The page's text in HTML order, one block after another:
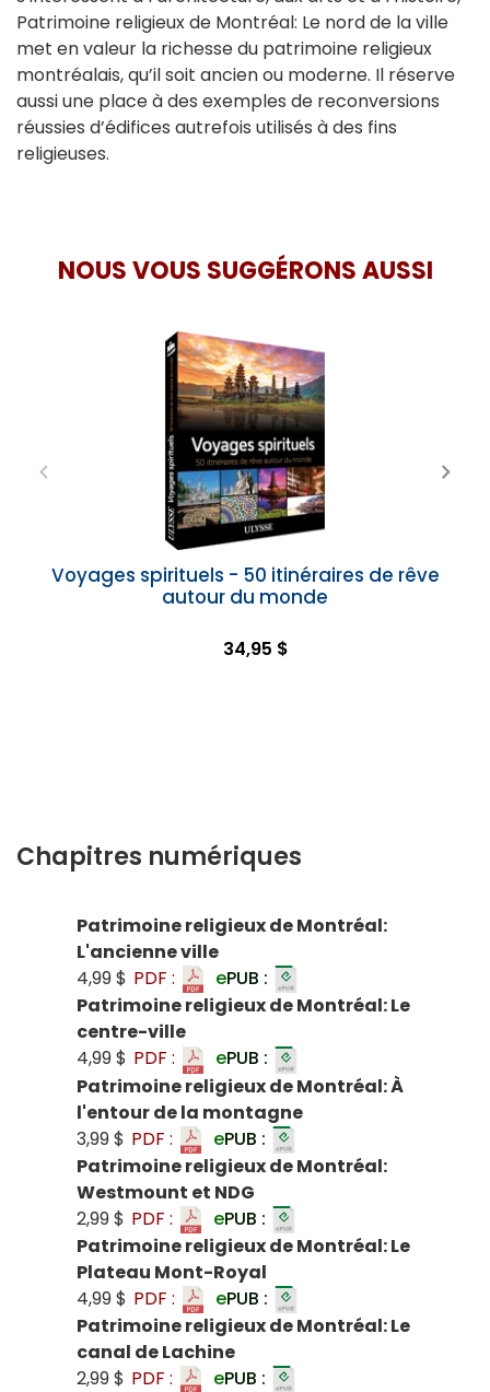
Patrimoine religieux de Montréal: Le nord de la ville
met en valeur la richesse du patrimoine religieux
montréalais, qu’il soit ancien ou moderne. Il réserve
aussi une place à des exemples de reconversions
réussies d’édifices autrefois utilisés à des fins
religieuses.
NOUS VOUS SUGGÉRONS AUSSI
Voyages spirituels - 50 itinéraires de rêve
autour du monde
34,95 $
Chapitres numériques
Patrimoine religieux de Montréal:
L'ancienne ville
4,99 $ PDF : ePUB :
Patrimoine religieux de Montréal: Le
centre-ville
4,99 $ PDF : ePUB :
Patrimoine religieux de Montréal: À
l'entour de la montagne
3,99 $ PDF : ePUB :
Patrimoine religieux de Montréal:
Westmount et NDG
2,99 $ PDF : ePUB :
Patrimoine religieux de Montréal: Le
Plateau Mont-Royal
4,99 $ PDF : ePUB :
Patrimoine religieux de Montréal: Le
canal de Lachine
2,99 $ PDF : ePUB :